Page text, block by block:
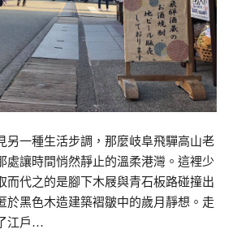
另一種生活步調，那麼岐阜飛驒高山老
處讓時間悄然靜止的溫柔港灣。這裡少
而代之的是腳下木屐與青石板路碰撞出
於黑色木造建築褶皺中的歲月靜想。走
江戶…